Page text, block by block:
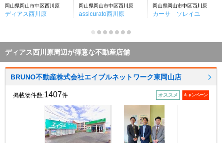
岡山県岡山市中区西川原
ディアス西川原
岡山県岡山市中区西川原
assicurato西川原
岡山県岡山市中区西川原
カーサ ソレイユ
ディアス西川原周辺が得意な不動産店舗
BRUNO不動産株式会社エイブルネットワーク東岡山店
掲載物件数:1407件 オススメ キャンペーン